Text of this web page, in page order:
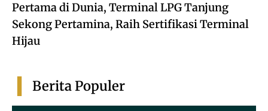
Pertama di Dunia, Terminal LPG Tanjung
Sekong Pertamina, Raih Sertifikasi Terminal
Hijau
Berita Populer